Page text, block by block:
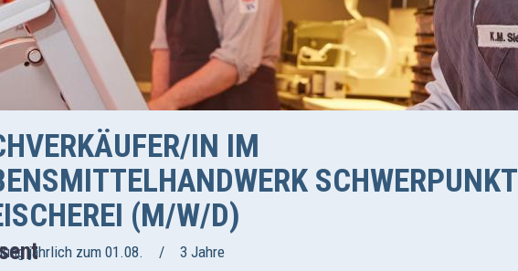
IN IM
SCHWERPUNKT
(M/W/D)
jährlich zum 01.08. 3 Jahre